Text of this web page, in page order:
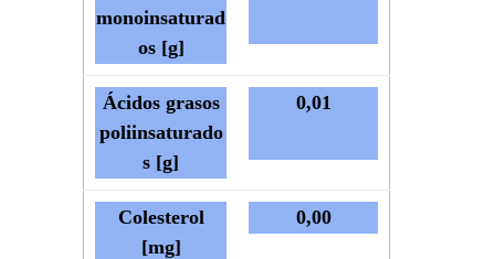
monoinsaturad
os [g]
Ácidos grasos
poliinsaturado
s [g]
0,01
Colesterol
[mg]
0,00